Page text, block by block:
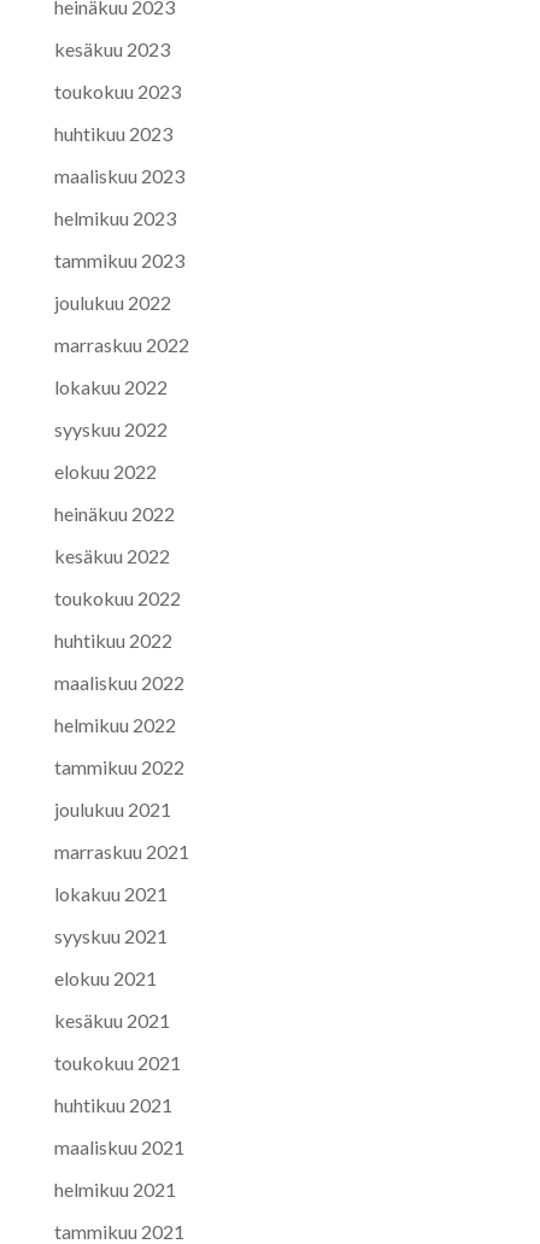
heinäkuu 2023
kesäkuu 2023
toukokuu 2023
huhtikuu 2023
maaliskuu 2023
helmikuu 2023
tammikuu 2023
joulukuu 2022
marraskuu 2022
lokakuu 2022
syyskuu 2022
elokuu 2022
heinäkuu 2022
kesäkuu 2022
toukokuu 2022
huhtikuu 2022
maaliskuu 2022
helmikuu 2022
tammikuu 2022
joulukuu 2021
marraskuu 2021
lokakuu 2021
syyskuu 2021
elokuu 2021
kesäkuu 2021
toukokuu 2021
huhtikuu 2021
maaliskuu 2021
helmikuu 2021
tammikuu 2021